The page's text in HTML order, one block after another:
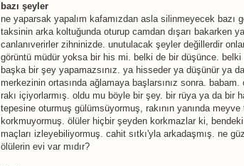
bazı şeyler
ne yaparsak yapalım kafamızdan asla silinmeyecek bazı
taksinin arka koltuğunda oturup camdan dışarı bakarken
canlanıverirler zihninizde. unutulacak şeyler değillerdir
görüntü müdür yoksa bir his mi. belki de bir düşünce.
başka bir şey yapamazsınız. ya hisseder ya düşünür ya
merkezinin ortasında ağlamaya başlarsınız sonra.
rakı içiyorlarmış. oldu mu böyle bir şey. bir rüya ya da bir
tepesine oturmuş gülümsüyormuş, rakının yanında
korkmuyormuş. ölüler hiçbir şeyden korkmazlar ki,
maçları izleyebiliyormuş. cahit sıtkı'yla arkadaşmış. ne
ölülerin evi var mıdır?